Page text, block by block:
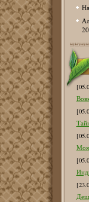
Моя